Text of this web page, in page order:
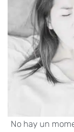
No hay un